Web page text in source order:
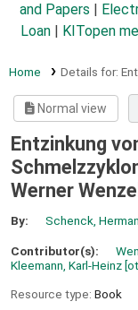
and Papers
Loan
KITopen
Home Details for:
Normal view
Entzinkung
Werner
By: Schenck,
Contributor(s):
Kleemann, Karl-Heinz
Resource type: Book